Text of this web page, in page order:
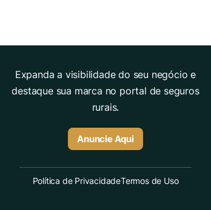
Expanda a visibilidade do seu negócio e
destaque sua marca no portal de seguros
rurais.
Anuncie Aqui
Política de PrivacidadeTermos de Uso